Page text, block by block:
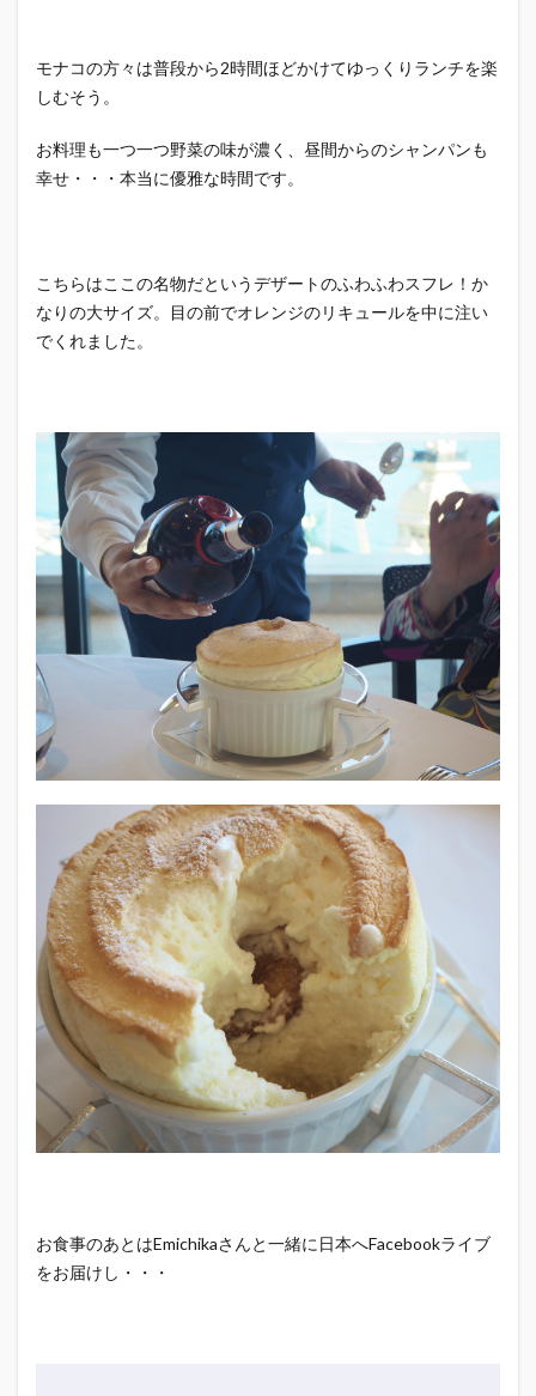
モナコの方々は普段から2時間ほどかけてゆっくりランチを楽
しむそう。
お料理も一つ一つ野菜の味が濃く、昼間からのシャンパンも
幸せ・・・本当に優雅な時間です。
こちらはここの名物だというデザートのふわふわスフレ！か
なりの大サイズ。目の前でオレンジのリキュールを中に注い
でくれました。
お食事のあとはEmichikaさんと一緒に日本へFacebookライブ
をお届けし・・・